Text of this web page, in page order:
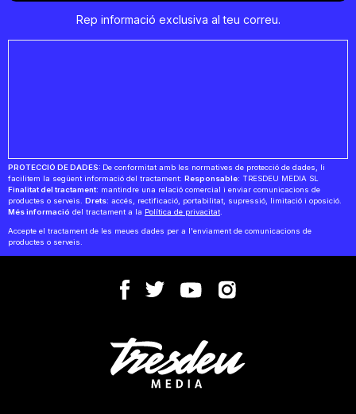
Rep informació exclusiva al teu correu.
PROTECCIÓ DE DADES: De conformitat amb les normatives de protecció de dades, li
facilitem la següent informació del tractament: Responsable: TRESDEU MEDIA SL
Finalitat del tractament: mantindre una relació comercial i enviar comunicacions de
productes o serveis. Drets: accés, rectificació, portabilitat, supressió, limitació i oposició.
Més informació del tractament a la Política de privacitat
Accepte el tractament de les meues dades per a l'enviament de comunicacions de
productes o serveis.